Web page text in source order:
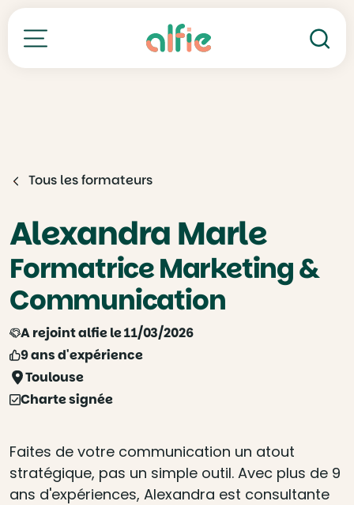
Toutes nos formations
Tous les formateurs
Alexandra Marle
Formatrice Marketing &
Communication
A rejoint alfie le 11/03/2026
9 ans d'expérience
Toulouse
Charte signée
Faites de votre communication un atout
stratégique, pas un simple outil. Avec plus de 9
ans d'expériences, Alexandra est consultante